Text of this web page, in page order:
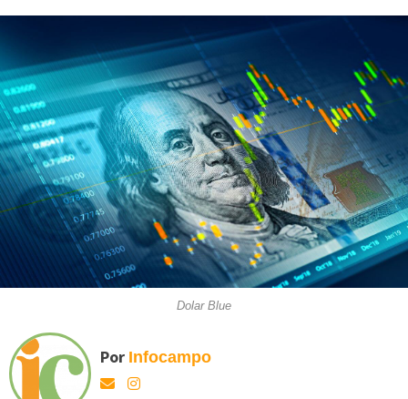
Dolar Blue
Por Infocampo